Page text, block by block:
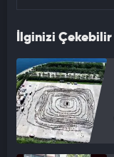
İlginizi Çekebilir